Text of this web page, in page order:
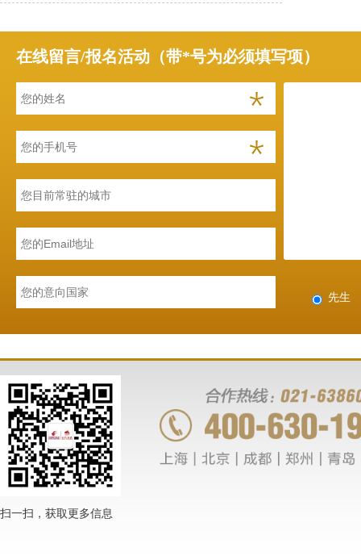
在线留言/报名活动（带*号为必须填写项）
先生
扫一扫，获取更多信息